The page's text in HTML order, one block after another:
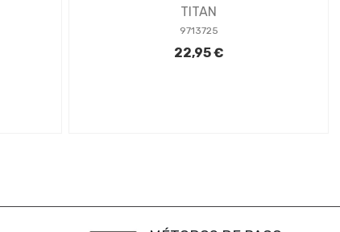
TITAN
9713725
22,95 €